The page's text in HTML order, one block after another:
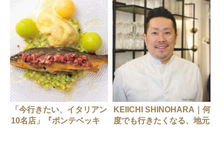
さん
「今行きたい、イタリアン
10名店」『ポンテベッキ
KEIICHI SHINOHARA｜何
度でも行きたくなる、地元